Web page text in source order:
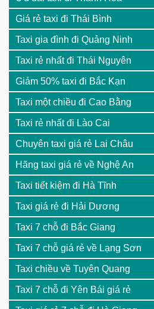
Giá rẻ taxi đi Thái Bình
Taxi gia đình đi Quảng Ninh
Taxi rẻ nhất đi Thái Nguyên
Giảm 50% taxi đi Bắc Kạn
Taxi một chiều đi Cao Bằng
Taxi rẻ nhất đi Lào Cai
Chuyên taxi giá rẻ Lai Châu
Hãng taxi giá rẻ về Nghệ An
Taxi tiết kiệm đi Hà Tĩnh
Taxi giá rẻ đi Hải Dương
Taxi 7 chỗ đi Bắc Giang
Taxi 7 chỗ giá rẻ về Lạng Sơn
Taxi chiều về Tuyên Quang
Taxi 7 chỗ đi Yên Bái giá rẻ